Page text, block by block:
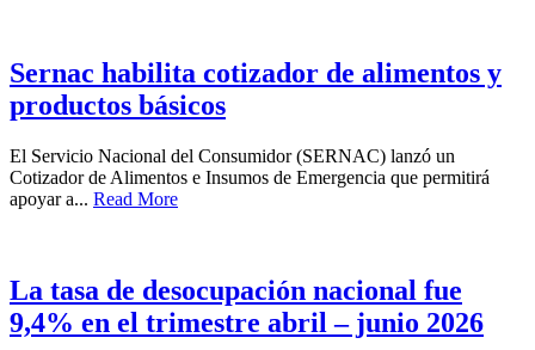
Sernac habilita cotizador de alimentos y
productos básicos
El Servicio Nacional del Consumidor (SERNAC) lanzó un
Cotizador de Alimentos e Insumos de Emergencia que permitirá
apoyar a... Read More
La tasa de desocupación nacional fue
9,4% en el trimestre abril – junio 2026